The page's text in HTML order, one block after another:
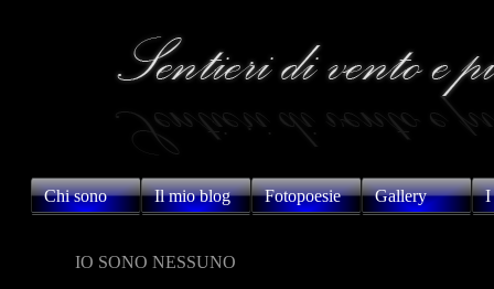
Chi sono Il mio blog Fotopoesie Gallery I
IO SONO NESSUNO